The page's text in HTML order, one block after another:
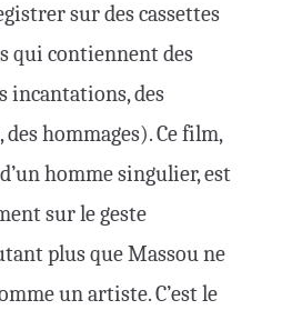
sur des cassettes
qui contiennent des
incantations, des
hommages). Ce film,
homme singulier, est
sur le geste
plus que Massou ne
un artiste. C’est le